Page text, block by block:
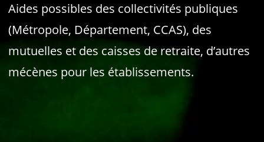
Aides possibles des collectivités publiques
(Métropole, Département, CCAS), des
mutuelles et des caisses de retraite, d’autres
mécènes pour les établissements.